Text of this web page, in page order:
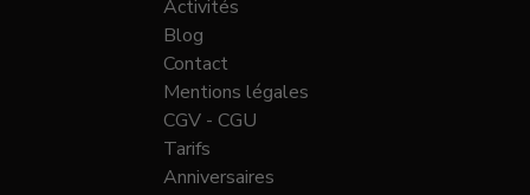
Activités
Blog
Contact
Mentions légales
CGV - CGU
Tarifs
Anniversaires